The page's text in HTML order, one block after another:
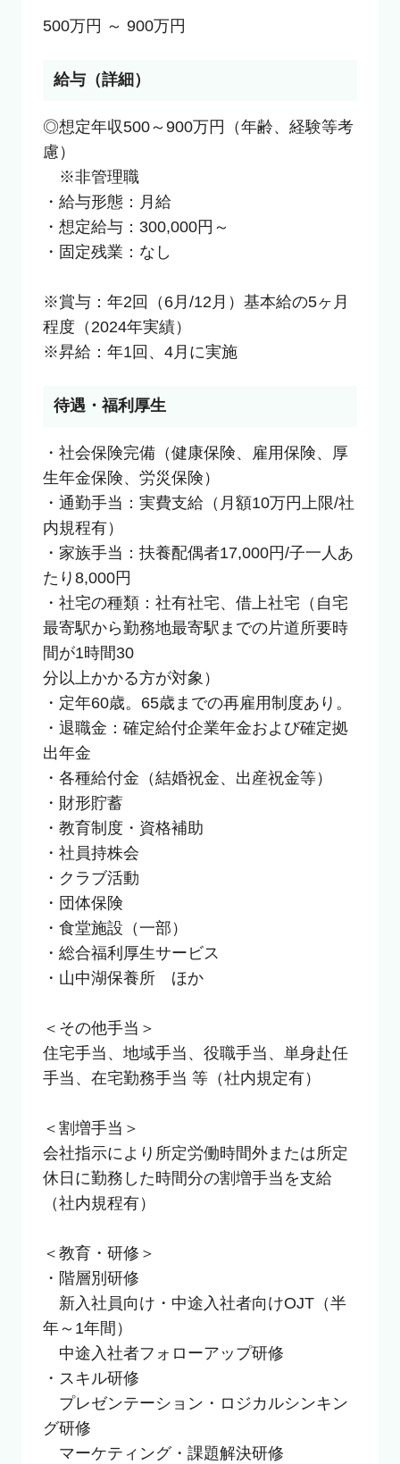
500万円 ～ 900万円
給与（詳細）
◎想定年収500～900万円（年齢、経験等考
慮）
※非管理職
・給与形態：月給
・想定給与：300,000円～
・固定残業：なし
※賞与：年2回（6月/12月）基本給の5ヶ月
程度（2024年実績）
※昇給：年1回、4月に実施
待遇・福利厚生
・社会保険完備（健康保険、雇用保険、厚
生年金保険、労災保険）
・通勤手当：実費支給（月額10万円上限/社
内規程有）
・家族手当：扶養配偶者17,000円/子一人あ
たり8,000円
・社宅の種類：社有社宅、借上社宅（自宅
最寄駅から勤務地最寄駅までの片道所要時
間が1時間30
分以上かかる方が対象）
・定年60歳。65歳までの再雇用制度あり。
・退職金：確定給付企業年金および確定拠
出年金
・各種給付金（結婚祝金、出産祝金等）
・財形貯蓄
・教育制度・資格補助
・社員持株会
・クラブ活動
・団体保険
・食堂施設（一部）
・総合福利厚生サービス
・山中湖保養所　ほか
＜その他手当＞
住宅手当、地域手当、役職手当、単身赴任
手当、在宅勤務手当 等（社内規定有）
＜割増手当＞
会社指示により所定労働時間外または所定
休日に勤務した時間分の割増手当を支給
（社内規程有）
＜教育・研修＞
・階層別研修
新入社員向け・中途入社者向けOJT（半
年～1年間）
中途入社者フォローアップ研修
・スキル研修
プレゼンテーション・ロジカルシンキン
グ研修
マーケティング・課題解決研修